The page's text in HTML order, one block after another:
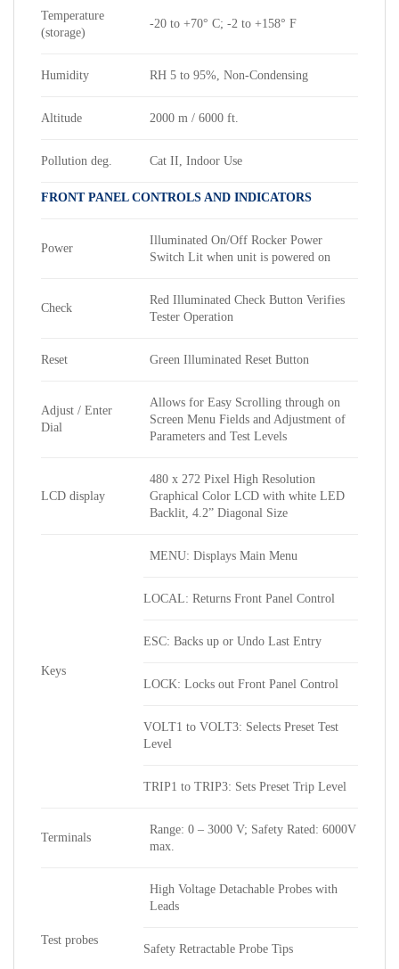
Temperature
(storage)
-20 to +70° C; -2 to +158° F
Humidity RH 5 to 95%, Non-Condensing
Altitude 2000 m / 6000 ft.
Pollution deg. Cat II, Indoor Use
FRONT PANEL CONTROLS AND INDICATORS
Power
Illuminated On/Off Rocker Power
Switch Lit when unit is powered on
Check
Red Illuminated Check Button Verifies
Tester Operation
Reset Green Illuminated Reset Button
Adjust / Enter
Dial
Allows for Easy Scrolling through on
Screen Menu Fields and Adjustment of
Parameters and Test Levels
LCD display
480 x 272 Pixel High Resolution
Graphical Color LCD with white LED
Backlit, 4.2” Diagonal Size
Keys
MENU: Displays Main Menu
LOCAL: Returns Front Panel Control
ESC: Backs up or Undo Last Entry
LOCK: Locks out Front Panel Control
VOLT1 to VOLT3: Selects Preset Test
Level
TRIP1 to TRIP3: Sets Preset Trip Level
Terminals
Range: 0 – 3000 V; Safety Rated: 6000V
max.
Test probes
High Voltage Detachable Probes with
Leads
Safety Retractable Probe Tips